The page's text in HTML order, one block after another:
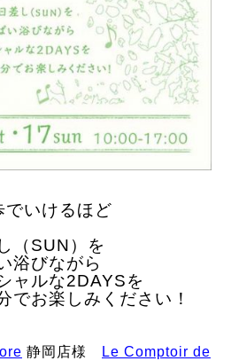
でいけるほど
SUN）を
ながら
2DAYSを
楽しみください！
静岡店様
Le Comptoir de